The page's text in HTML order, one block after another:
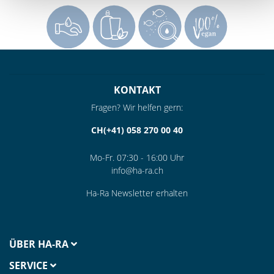
KONTAKT
Fragen? Wir helfen gern:
CH(+41) 058 270 00 40
Mo-Fr. 07:30 - 16:00 Uhr
info@ha-ra.ch
Ha-Ra Newsletter erhalten
ÜBER HA-RA
SERVICE